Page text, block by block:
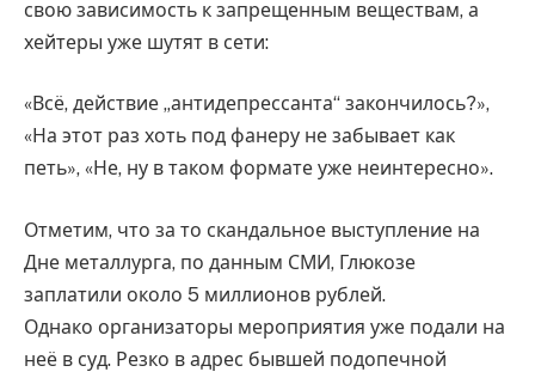
свою зависимость к запрещенным веществам, а
хейтеры уже шутят в сети:
«Всё, действие „антидепрессанта“ закончилось?»,
«На этот раз хоть под фанеру не забывает как
петь», «Не, ну в таком формате уже неинтересно».
Отметим, что за то скандальное выступление на
Дне металлурга, по данным СМИ, Глюкозе
заплатили около 5 миллионов рублей.
Однако организаторы мероприятия уже подали на
неё в суд. Резко в адрес бывшей подопечной